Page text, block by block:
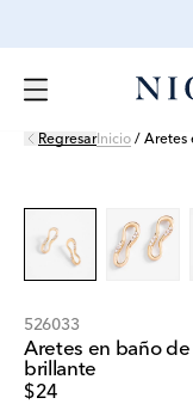
RegresarInicio / Aretes
526033
Aretes en baño
brillante
$24